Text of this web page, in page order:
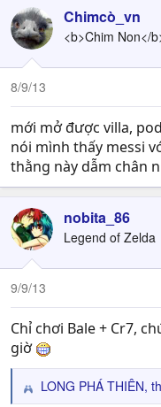
Chimcò_vn
<b>Chim Non</
8/9/13
mới mở được villa,
nói mình thấy messi
thằng này dẫm chân
nobita_86
Legend of Zelda
9/9/13
Chỉ chơi Bale + Cr7,
giờ
R
LONG PHÁ THIÊN,